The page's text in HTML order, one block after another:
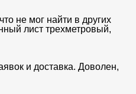
не мог найти в других
лист трехметровый,
и доставка. Доволен,